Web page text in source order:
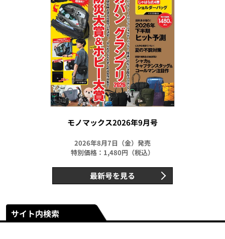
モノマックス2026年9月号
2026年8月7日（金）発売
特別価格：1,480円（税込）
最新号を見る
サイト内検索